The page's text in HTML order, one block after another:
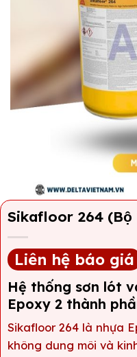
Sikafloor 264 (Bộ
Liên hệ báo giá
Hệ thống sơn lót
Epoxy 2 thành
Sikafloor 264 là nhựa
không dung môi và